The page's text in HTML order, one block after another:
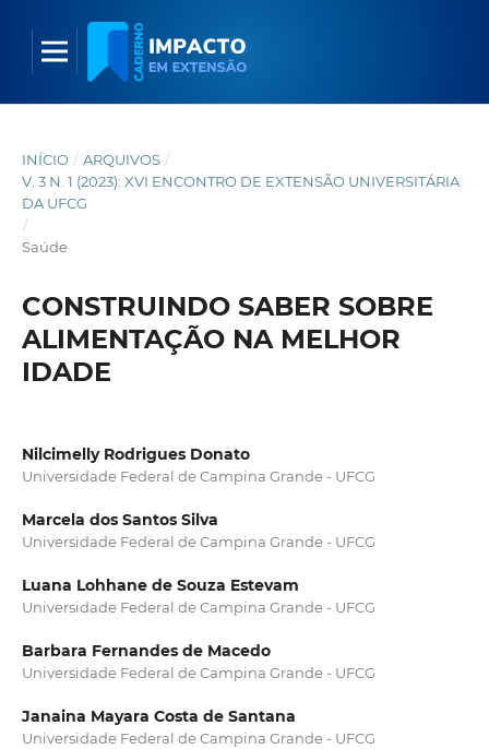
INÍCIO / ARQUIVOS /
V. 3 N. 1 (2023): XVI ENCONTRO DE EXTENSÃO UNIVERSITÁRIA
DA UFCG
/
Saúde
CONSTRUINDO SABER SOBRE
ALIMENTAÇÃO NA MELHOR
IDADE
Nilcimelly Rodrigues Donato
Universidade Federal de Campina Grande - UFCG
Marcela dos Santos Silva
Universidade Federal de Campina Grande - UFCG
Luana Lohhane de Souza Estevam
Universidade Federal de Campina Grande - UFCG
Barbara Fernandes de Macedo
Universidade Federal de Campina Grande - UFCG
Janaina Mayara Costa de Santana
Universidade Federal de Campina Grande - UFCG